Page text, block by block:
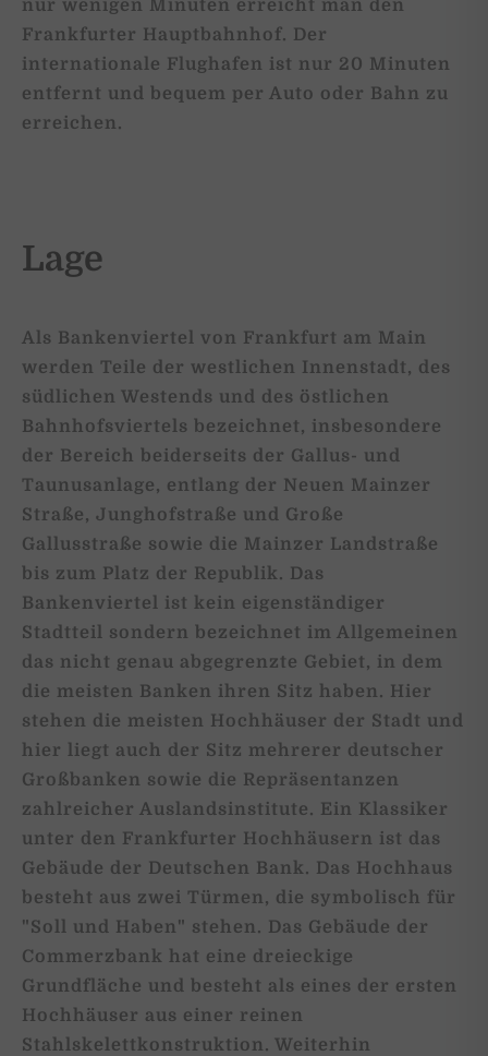
nur wenigen Minuten erreicht man den
Frankfurter Hauptbahnhof. Der
internationale Flughafen ist nur 20 Minuten
entfernt und bequem per Auto oder Bahn zu
erreichen.
Lage
Als Bankenviertel von Frankfurt am Main
werden Teile der westlichen Innenstadt, des
südlichen Westends und des östlichen
Bahnhofsviertels bezeichnet, insbesondere
der Bereich beiderseits der Gallus- und
Taunusanlage, entlang der Neuen Mainzer
Straße, Junghofstraße und Große
Gallusstraße sowie die Mainzer Landstraße
bis zum Platz der Republik. Das
Bankenviertel ist kein eigenständiger
Stadtteil sondern bezeichnet im Allgemeinen
das nicht genau abgegrenzte Gebiet, in dem
die meisten Banken ihren Sitz haben. Hier
stehen die meisten Hochhäuser der Stadt und
hier liegt auch der Sitz mehrerer deutscher
Großbanken sowie die Repräsentanzen
zahlreicher Auslandsinstitute. Ein Klassiker
unter den Frankfurter Hochhäusern ist das
Gebäude der Deutschen Bank. Das Hochhaus
besteht aus zwei Türmen, die symbolisch für
"Soll und Haben" stehen. Das Gebäude der
Commerzbank hat eine dreieckige
Grundfläche und besteht als eines der ersten
Hochhäuser aus einer reinen
Stahlskelettkonstruktion. Weiterhin